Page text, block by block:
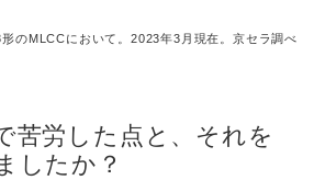
のMLCCにおいて。2023年3月現在。京セラ調べ
苦労した点と、それを
したか？